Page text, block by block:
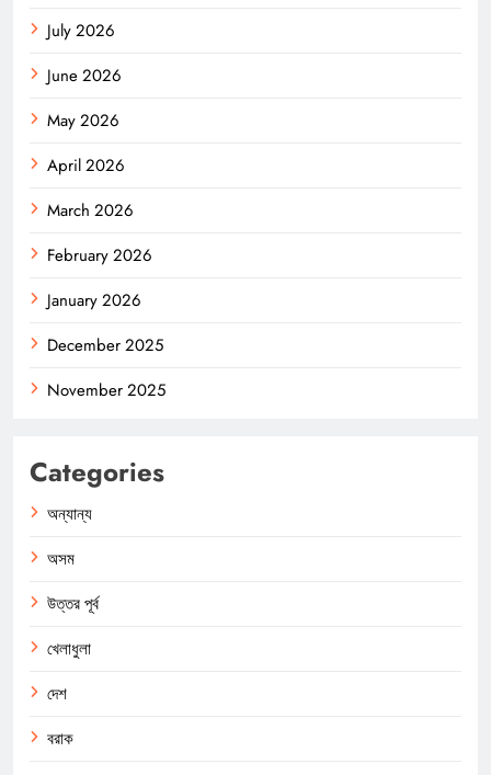
July 2026
June 2026
May 2026
April 2026
March 2026
February 2026
January 2026
December 2025
November 2025
Categories
অন্যান্য
অসম
উত্তর পূর্ব
খেলাধুলা
দেশ
বরাক